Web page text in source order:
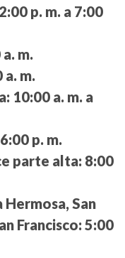
2:00 p. m. a 7:00
m.
a. m.
10:00 a. m. a
p. m.
parte alta: 8:00
San
Francisco: 5:00